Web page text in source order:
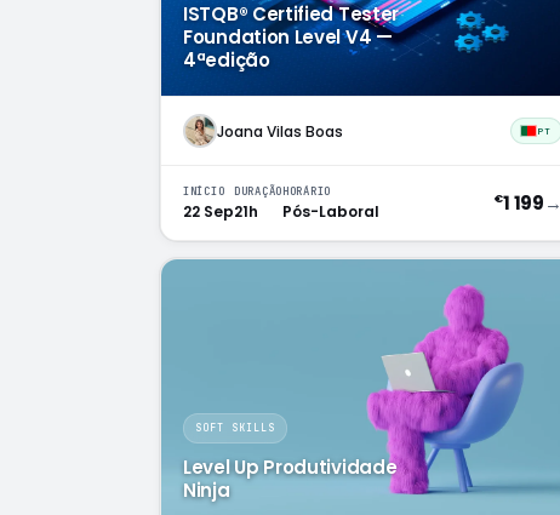
ISTQB® Certified Tester
Foundation Level V4 —
4ªedição
Joana Vilas Boas PT
INÍCIO
22 Sep
DURAÇÃO
21h
HORÁRIO
Pós-Laboral
€1 199→
SOFT SKILLS
Level Up Produtividade
Ninja